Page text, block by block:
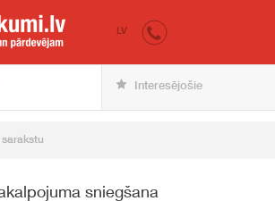
iepirkumi.lv
LV
Interesējošie
sniegšana